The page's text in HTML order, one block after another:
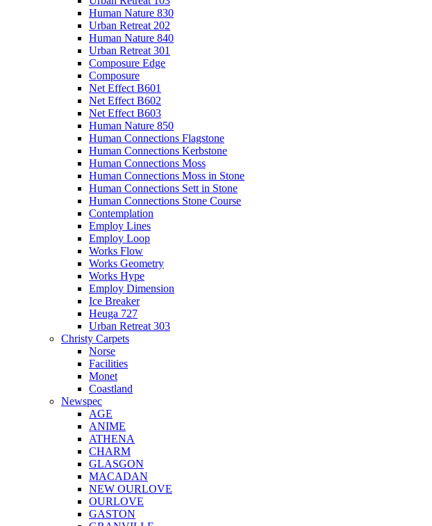
Human Nature 830
Urban Retreat 202
Human Nature 840
Urban Retreat 301
Composure Edge
Composure
Net Effect B601
Net Effect B602
Net Effect B603
Human Nature 850
Human Connections Flagstone
Human Connections Kerbstone
Human Connections Moss
Human Connections Moss in Stone
Human Connections Sett in Stone
Human Connections Stone Course
Contemplation
Employ Lines
Employ Loop
Works Flow
Works Geometry
Works Hype
Employ Dimension
Ice Breaker
Heuga 727
Urban Retreat 303
Christy Carpets
Norse
Facilities
Monet
Coastland
Newspec
AGE
ANIME
ATHENA
CHARM
GLASGON
MACADAN
NEW OURLOVE
OURLOVE
GASTON